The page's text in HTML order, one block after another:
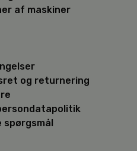
af maskiner
og returnering